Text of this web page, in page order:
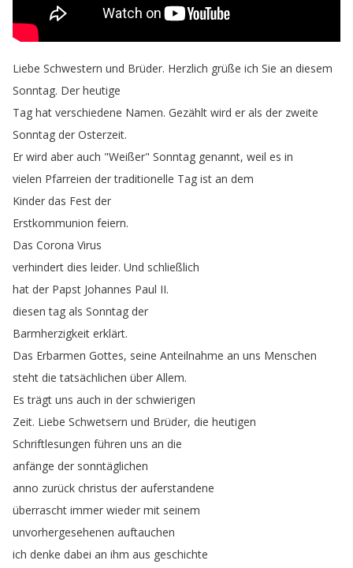
Liebe Schwestern und Brüder. Herzlich grüße ich Sie an diesem
Sonntag. Der heutige
Tag hat verschiedene Namen. Gezählt wird er als der zweite
Sonntag der Osterzeit.
Er wird aber auch "Weißer" Sonntag genannt, weil es in
vielen Pfarreien der traditionelle Tag ist an dem
Kinder das Fest der
Erstkommunion feiern.
Das Corona Virus
verhindert dies leider. Und schließlich
hat der Papst Johannes Paul II.
diesen tag als Sonntag der
Barmherzigkeit erklärt.
Das Erbarmen Gottes, seine Anteilnahme an uns Menschen
steht die tatsächlichen über Allem.
Es trägt uns auch in der schwierigen
Zeit. Liebe Schwetsern und Brüder, die heutigen
Schriftlesungen führen uns an die
anfänge der sonntäglichen
anno zurück christus der auferstandene
überrascht immer wieder mit seinem
unvorhergesehenen auftauchen
ich denke dabei an ihm aus geschichte